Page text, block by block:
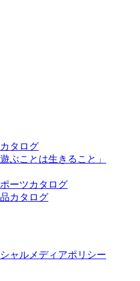
タログ
ぶことは生きること」
ーツカタログ
カタログ
ャルメディアポリシー